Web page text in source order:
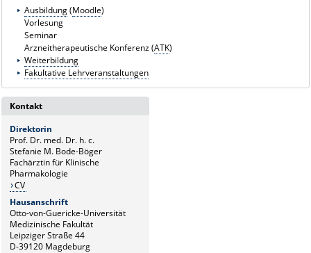
LINKSAusbildung(Moodle)
Vorlesung
Seminar
Arzneitherapeutische Konferenz (ATK)
Weiterbildung
Fakultative Lehrveranstaltungen
Kontakt
Direktorin
Prof. Dr. med. Dr. h. c.
Stefanie M. Bode-Böger
Fachärztin für Klinische
Pharmakologie
CV
Hausanschrift
Otto-von-Guericke-Universität
Medizinische Fakultät
Leipziger Straße 44
D-39120 Magdeburg